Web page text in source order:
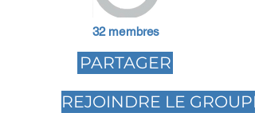
32 membres
PARTAGER
REJOINDRE LE GROUPE